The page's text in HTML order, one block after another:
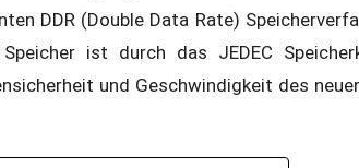
DDR (Double Data Rate)
ist durch das JEDEC
und Geschwindigkeit des